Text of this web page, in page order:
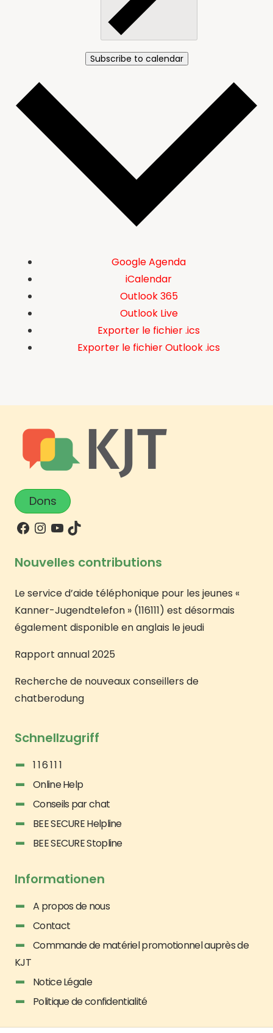
Subscribe to calendar
Google Agenda
iCalendar
Outlook 365
Outlook Live
Exporter le fichier .ics
Exporter le fichier Outlook .ics
Dons
Nouvelles contributions
Le service d’aide téléphonique pour les jeunes «
Kanner-Jugendtelefon » (116111) est désormais
également disponible en anglais le jeudi
Rapport annual 2025
Recherche de nouveaux conseillers de
chatberodung
Schnellzugriff
1 1 6 1 1 1
Online Help
Conseils par chat
BEE SECURE Helpline
BEE SECURE Stopline
Informationen
A propos de nous
Contact
Commande de matériel promotionnel auprès de
KJT
Notice Légale
Politique de confidentialité